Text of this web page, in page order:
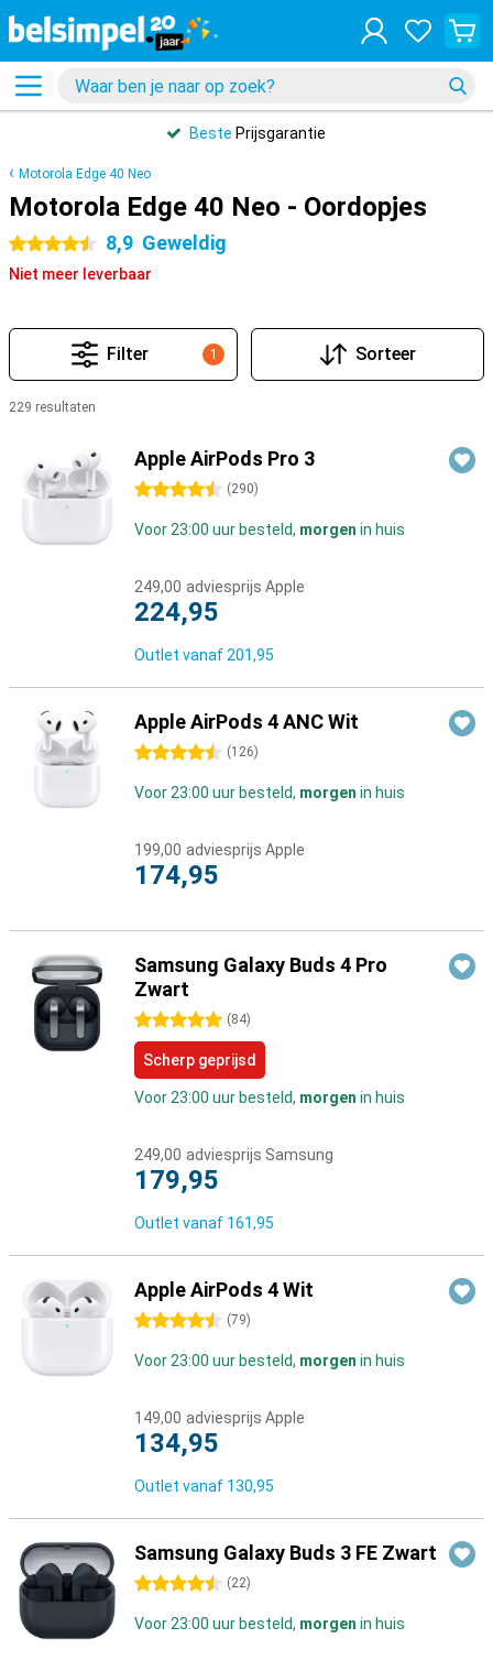
Beste Prijsgarantie
Motorola Edge 40 Neo
Motorola Edge 40 Neo - Oordopjes
4.5 sterren 8,9 Geweldig
Niet meer leverbaar
1
Filter Sorteer
229 resultaten
Apple AirPods Pro 3
4.5 sterren (290)
Voor 23:00 uur besteld, morgen in huis
249,00 adviesprijs Apple
224,95
Outlet vanaf 201,95
Apple AirPods 4 ANC Wit
4.5 sterren (126)
Voor 23:00 uur besteld, morgen in huis
199,00 adviesprijs Apple
174,95
Samsung Galaxy Buds 4 Pro
Zwart
5 sterren (84)
Scherp geprijsd
Voor 23:00 uur besteld, morgen in huis
249,00 adviesprijs Samsung
179,95
Outlet vanaf 161,95
Apple AirPods 4 Wit
4.5 sterren (79)
Voor 23:00 uur besteld, morgen in huis
149,00 adviesprijs Apple
134,95
Outlet vanaf 130,95
Samsung Galaxy Buds 3 FE Zwart
4.5 sterren (22)
Voor 23:00 uur besteld, morgen in huis